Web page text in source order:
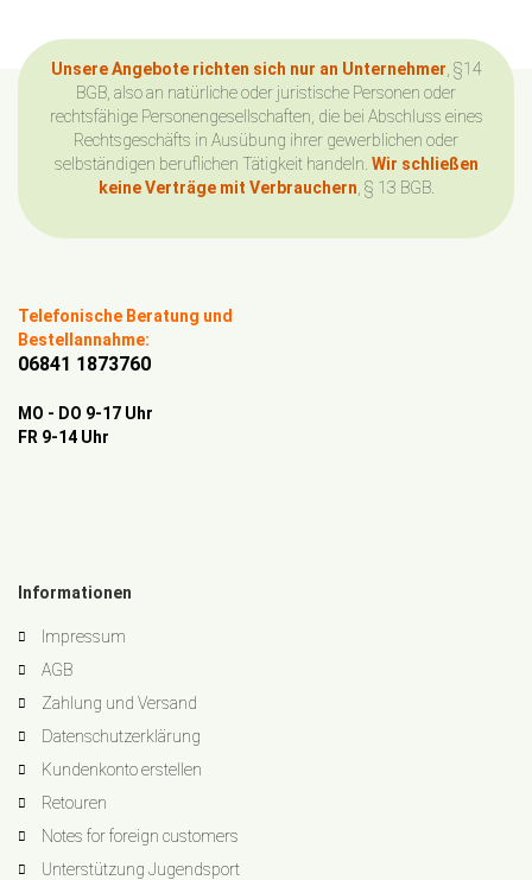
Unsere Angebote richten sich nur an Unternehmer , §14
BGB, also an natürliche oder juristische Personen oder
rechtsfähige Personengesellschaften, die bei Abschluss eines
Rechtsgeschäfts in Ausübung ihrer gewerblichen oder
selbständigen beruflichen Tätigkeit handeln. Wir schließen
keine Verträge mit Verbrauchern , § 13 BGB.
Telefonische Beratung und
Bestellannahme:
06841 1873760
MO - DO 9-17 Uhr
FR 9-14 Uhr
Informationen
Impressum
AGB
Zahlung und Versand
Datenschutzerklärung
Kundenkonto erstellen
Retouren
Notes for foreign customers
Unterstützung Jugendsport